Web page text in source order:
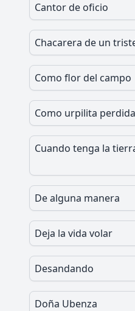
Cantor de oficio
Chacarera de un
Como flor del campo
Como urpilita perdida
Cuando tenga la
De alguna manera
Deja la vida volar
Desandando
Doña Ubenza